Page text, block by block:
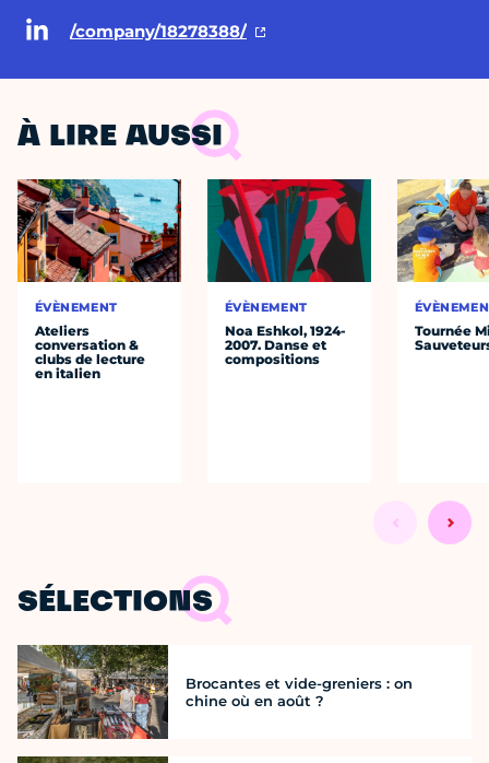
/company/18278388/
À LIRE AUSSI
ÉVÈNEMENT
Ateliers
conversation &
clubs de lecture
en italien
ÉVÈNEMENT
Noa Eshkol, 1924-
2007. Danse et
compositions
Tournée
SÉLECTIONS
Brocantes et vide-greniers : on
chine où en août ?